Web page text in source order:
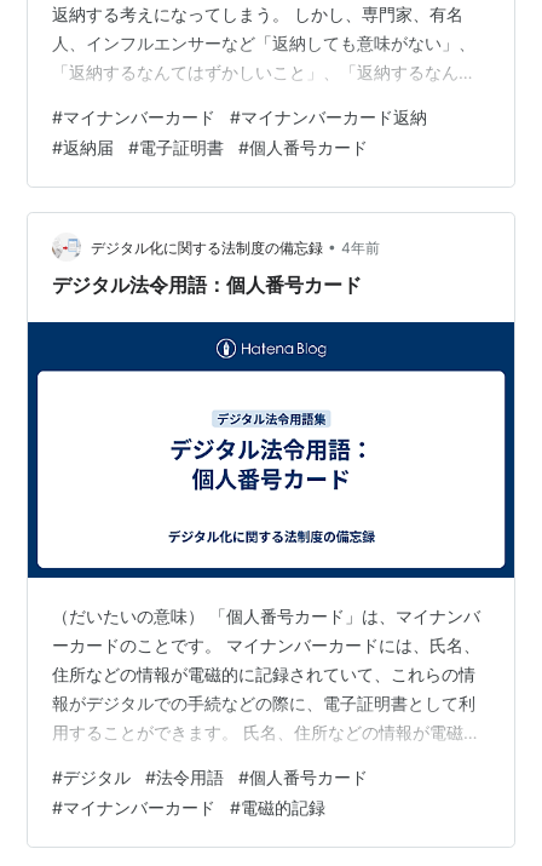
返納する考えになってしまう。 しかし、専門家、有名
人、インフルエンサーなど「返納しても意味がない」、
「返納するなんてはずかしいこと」、「返納するなんて
返納して意味あるのかと考えてしまいますよね。 マイナ
ンバーカードを返納して意味あるのと知りたいのなら、
この記事を読むことをおすすめします。 私はマイナンバ
ーカードのことをついて、詳しく調べ、返納のことにつ
いても調べてきました。なかでも、インターネット記事
の場合、返納しない方がメリットあるという記事が…
#マイナンバーカード #マイナンバーカード返納
#返納届 #電子証明書 #個人番号カード
デジタル化に関する法制度の備忘録 • 4年前
デジタル法令用語：個人番号カード
（だいたいの意味） 「個人番号カード」は、マイナンバ
ーカードのことです。 マイナンバーカードには、氏名、
住所などの情報が電磁的に記録されていて、これらの情
報がデジタルでの手続などの際に、電子証明書として利
用することができます。 氏名、住所などの情報が電磁的
録媒体となります。電磁的記録媒体であることを前提と
した規定ぶりとしては、以下のような例があります。 ◯
電子署名等に係る地方公共団体情報システム機構の認証
#デジタル #法令用語 #個人番号カード
#マイナンバーカード #電磁的記録